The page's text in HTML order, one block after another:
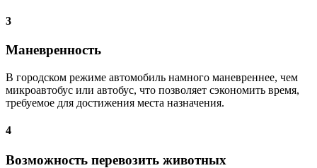
3
Маневренность
В городском режиме автомобиль намного маневреннее, чем
микроавтобус или автобус, что позволяет сэкономить время,
требуемое для достижения места назначения.
4
Возможность перевозить животных